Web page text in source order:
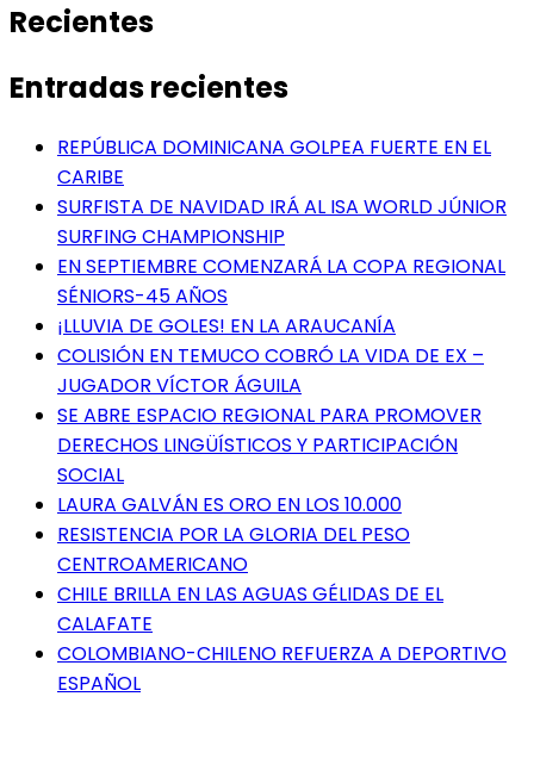
Recientes
Entradas recientes
REPÚBLICA DOMINICANA GOLPEA FUERTE EN EL
CARIBE
SURFISTA DE NAVIDAD IRÁ AL ISA WORLD JÚNIOR
SURFING CHAMPIONSHIP
EN SEPTIEMBRE COMENZARÁ LA COPA REGIONAL
SÉNIORS-45 AÑOS
¡LLUVIA DE GOLES! EN LA ARAUCANÍA
COLISIÓN EN TEMUCO COBRÓ LA VIDA DE EX –
JUGADOR VÍCTOR ÁGUILA
SE ABRE ESPACIO REGIONAL PARA PROMOVER
DERECHOS LINGÜÍSTICOS Y PARTICIPACIÓN
SOCIAL
LAURA GALVÁN ES ORO EN LOS 10.000
RESISTENCIA POR LA GLORIA DEL PESO
CENTROAMERICANO
CHILE BRILLA EN LAS AGUAS GÉLIDAS DE EL
CALAFATE
COLOMBIANO-CHILENO REFUERZA A DEPORTIVO
ESPAÑOL